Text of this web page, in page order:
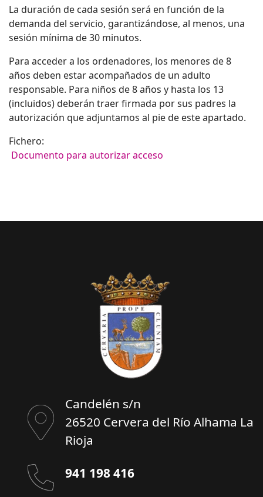
La duración de cada sesión será en función de la
demanda del servicio, garantizándose, al menos, una
sesión mínima de 30 minutos.
Para acceder a los ordenadores, los menores de 8
años deben estar acompañados de un adulto
responsable. Para niños de 8 años y hasta los 13
(incluidos) deberán traer firmada por sus padres la
autorización que adjuntamos al pie de este apartado.
Fichero:
Documento para autorizar acceso
Candelén s/n
26520 Cervera del Río Alhama La
Rioja
941 198 416